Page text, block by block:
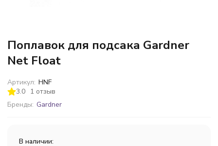
Поплавок для подсака Gardner
Net Float
3.0 1 отзыв
Бренды: Gardner
Артикул: HNF
В наличии: